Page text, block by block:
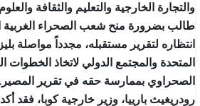
والتجارة الخارجية والتعليم والثقافة
طالب بضرورة منح شعب الصحراء الغربية
انتظاره لتقرير مستقبله، مجدداً مواصلة
المتحدة والمجتمع الدولي لاتخاذ
الصحراوي بممارسة حقه في تقرير المصير.
رودريغيث بارييا، وزير خارجية كوبا، فقد